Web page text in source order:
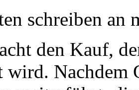
schreiben
den Kauf,
wird. Nachdem